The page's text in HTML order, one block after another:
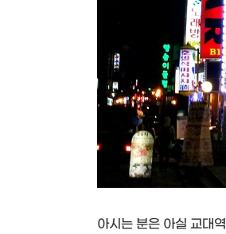
아시는 분은 아실 교대